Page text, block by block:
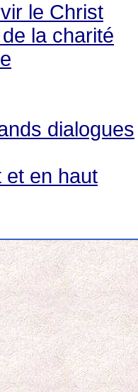
le Christ
la charité
dialogues
et en haut